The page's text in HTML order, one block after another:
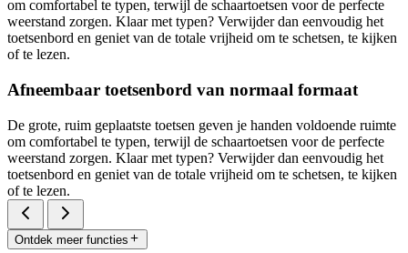
om comfortabel te typen, terwijl de schaartoetsen voor de perfecte
weerstand zorgen. Klaar met typen? Verwijder dan eenvoudig het
toetsenbord en geniet van de totale vrijheid om te schetsen, te kijken
of te lezen.
Afneembaar toetsenbord van normaal formaat
De grote, ruim geplaatste toetsen geven je handen voldoende ruimte
om comfortabel te typen, terwijl de schaartoetsen voor de perfecte
weerstand zorgen. Klaar met typen? Verwijder dan eenvoudig het
toetsenbord en geniet van de totale vrijheid om te schetsen, te kijken
of te lezen.
Ontdek meer functies